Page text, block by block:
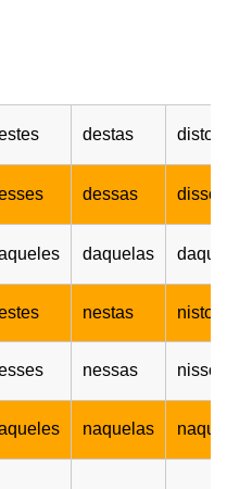
destas disto
dessas disso
daquelas
nestas nisto
nessas nisso
naquelas